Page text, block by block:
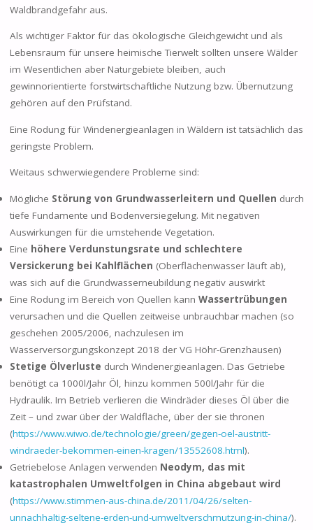
Waldbrandgefahr aus.
Als wichtiger Faktor für das ökologische Gleichgewicht und als
Lebensraum für unsere heimische Tierwelt sollten unsere Wälder
im Wesentlichen aber Naturgebiete bleiben, auch
gewinnorientierte forstwirtschaftliche Nutzung bzw. Übernutzung
gehören auf den Prüfstand.
Eine Rodung für Windenergieanlagen in Wäldern ist tatsächlich das
geringste Problem.
Weitaus schwerwiegendere Probleme sind:
Mögliche Störung von Grundwasserleitern und Quellen durch
tiefe Fundamente und Bodenversiegelung. Mit negativen
Auswirkungen für die umstehende Vegetation.
Eine höhere Verdunstungsrate und schlechtere
Versickerung bei Kahlflächen (Oberflächenwasser läuft ab),
was sich auf die Grundwasserneubildung negativ auswirkt
Eine Rodung im Bereich von Quellen kann Wassertrübungen
verursachen und die Quellen zeitweise unbrauchbar machen (so
geschehen 2005/2006, nachzulesen im
Wasserversorgungskonzept 2018 der VG Höhr-Grenzhausen)
Stetige Ölverluste durch Windenergieanlagen. Das Getriebe
benötigt ca 1000l/Jahr Öl, hinzu kommen 500l/Jahr für die
Hydraulik. Im Betrieb verlieren die Windräder dieses Öl über die
Zeit – und zwar über der Waldfläche, über der sie thronen
(https://www.wiwo.de/technologie/green/gegen-oel-austritt-
windraeder-bekommen-einen-kragen/13552608.html).
Getriebelose Anlagen verwenden Neodym, das mit
katastrophalen Umweltfolgen in China abgebaut wird
(https://www.stimmen-aus-china.de/2011/04/26/selten-
unnachhaltig-seltene-erden-und-umweltverschmutzung-in-china/).